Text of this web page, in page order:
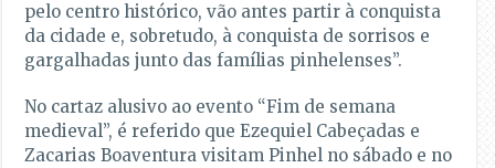
pelo centro histórico, vão antes partir à conquista
da cidade e, sobretudo, à conquista de sorrisos e
gargalhadas junto das famílias pinhelenses”.
No cartaz alusivo ao evento “Fim de semana
medieval”, é referido que Ezequiel Cabeçadas e
Zacarias Boaventura visitam Pinhel no sábado e no